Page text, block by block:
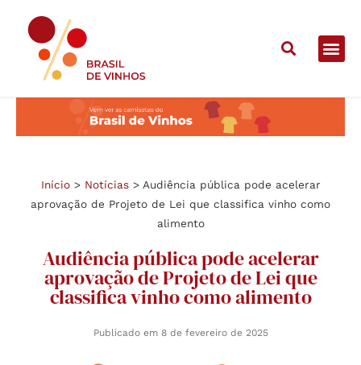
Início> Notícias> Audiência pública pode acelerar
aprovação de Projeto de Lei que classifica vinho como
alimento
Audiência pública pode acelerar
aprovação de Projeto de Lei que
classifica vinho como alimento
Publicado em 8 de fevereiro de 2025